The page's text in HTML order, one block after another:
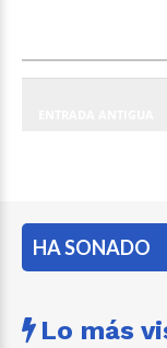
HA SONADO
Lo más